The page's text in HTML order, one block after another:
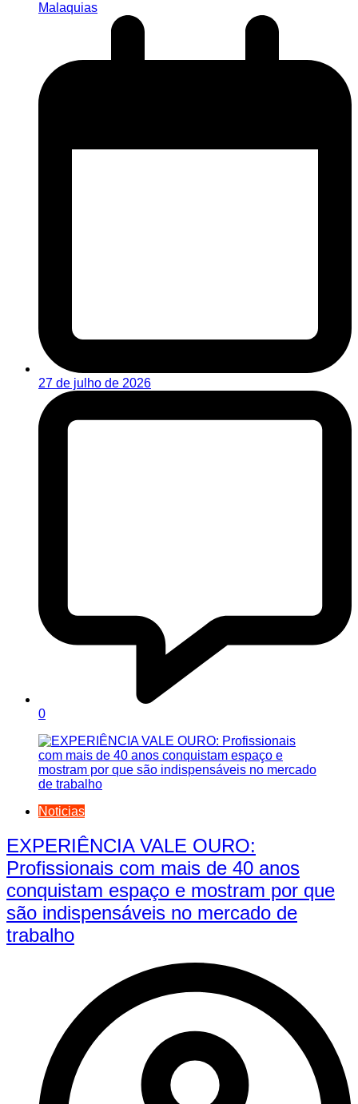
Malaquias
27 de julho de 2026
0
Noticias
EXPERIÊNCIA VALE OURO:
Profissionais com mais de 40 anos
conquistam espaço e mostram por que
são indispensáveis no mercado de
trabalho